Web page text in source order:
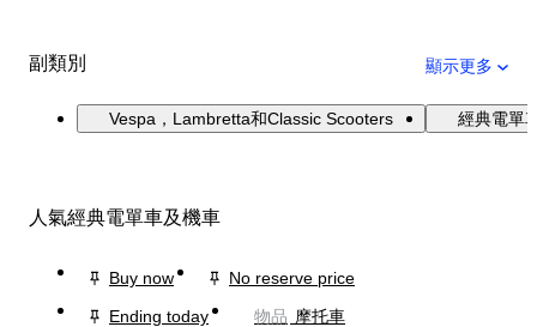
副類別 顯示更多
Vespa，Lambretta和Classic Scooters 經典電單
人氣經典電單車及機車
Buy now
No reserve price
Ending today
物品 摩托車